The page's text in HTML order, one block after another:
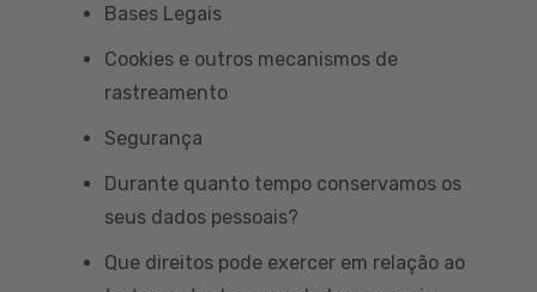
Bases Legais
Cookies e outros mecanismos de
rastreamento
Segurança
Durante quanto tempo conservamos os
seus dados pessoais?
Que direitos pode exercer em relação ao